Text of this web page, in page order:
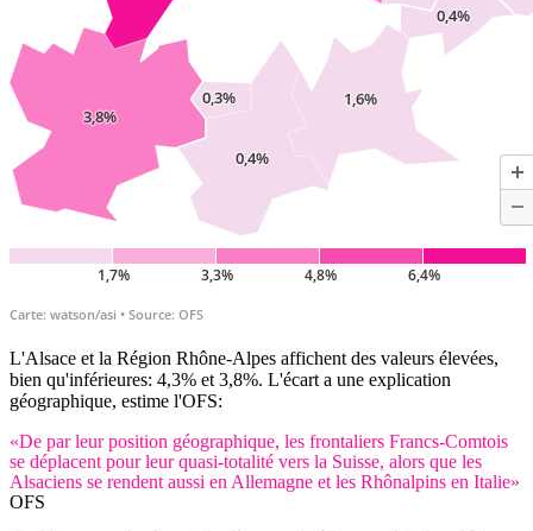
L'Alsace et la Région Rhône-Alpes affichent des valeurs élevées,
bien qu'inférieures: 4,3% et 3,8%. L'écart a une explication
géographique, estime l'OFS:
«De par leur position géographique, les frontaliers Francs-Comtois
se déplacent pour leur quasi-totalité vers la Suisse, alors que les
Alsaciens se rendent aussi en Allemagne et les Rhônalpins en Italie»
OFS